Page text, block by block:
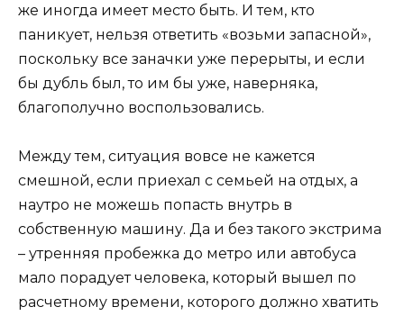
же иногда имеет место быть. И тем, кто
паникует, нельзя ответить «возьми запасной»,
поскольку все заначки уже перерыты, и если
бы дубль был, то им бы уже, наверняка,
благополучно воспользовались.
Между тем, ситуация вовсе не кажется
смешной, если приехал с семьей на отдых, а
наутро не можешь попасть внутрь в
собственную машину. Да и без такого экстрима
– утренняя пробежка до метро или автобуса
мало порадует человека, который вышел по
расчетному времени, которого должно хватить